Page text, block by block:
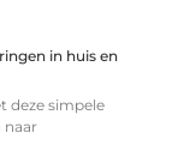
in huis en
deze simpele
naar